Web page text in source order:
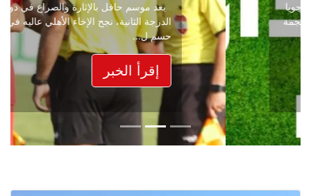
بعد موسم حافل بالإثارة والصراع في دوري
الدرجة الثانية، نجح الإخاء الأهلي عاليه في
حسم ل...
إقرأ الخبر